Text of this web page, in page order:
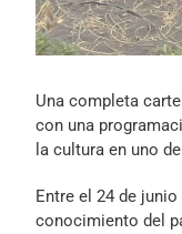
Una completa
con una
la cultura en uno
Entre el 24 de
conocimiento del